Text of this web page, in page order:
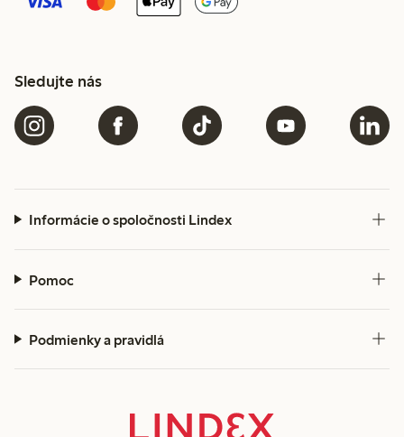
Sledujte nás
Informácie o spoločnosti Lindex
Pomoc
Podmienky a pravidlá